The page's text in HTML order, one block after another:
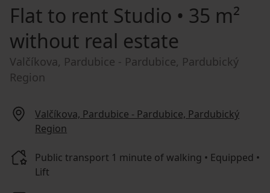
Flat to rent Studio • 35 m²
without real estate
Valčíkova, Pardubice - Pardubice, Pardubický
Region
Valčíkova, Pardubice - Pardubice, Pardubický
Region
Public transport 1 minute of walking • Equipped •
Lift